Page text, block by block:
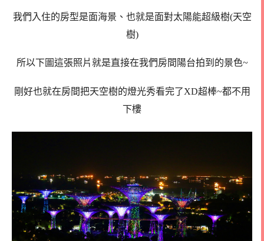
我們入住的房型是面海景、也就是面對太陽能超級樹(天空
樹)
所以下圖這張照片就是直接在我們房間陽台拍到的景色~
剛好也就在房間把天空樹的燈光秀看完了XD超棒~都不用
下樓